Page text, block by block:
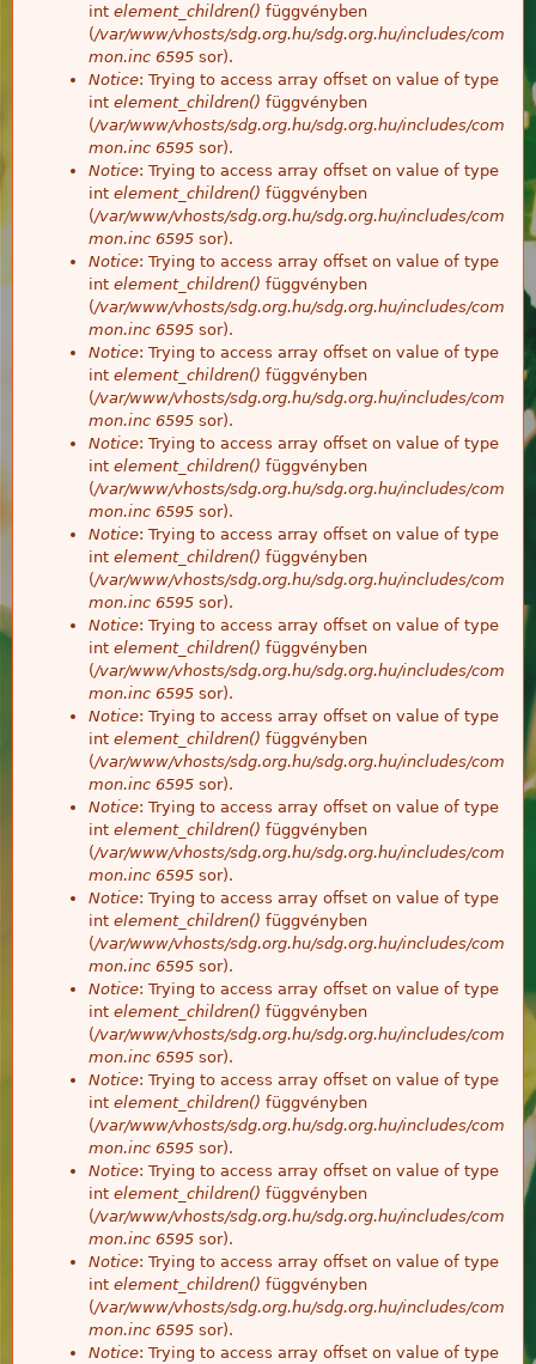
int element_children() függvényben
(/var/www/vhosts/sdg.org.hu/sdg.org.hu/includes/com
mon.inc 6595 sor).
Notice: Trying to access array offset on value of type
int element_children() függvényben
(/var/www/vhosts/sdg.org.hu/sdg.org.hu/includes/com
mon.inc 6595 sor).
Notice: Trying to access array offset on value of type
int element_children() függvényben
(/var/www/vhosts/sdg.org.hu/sdg.org.hu/includes/com
mon.inc 6595 sor).
Notice: Trying to access array offset on value of type
int element_children() függvényben
(/var/www/vhosts/sdg.org.hu/sdg.org.hu/includes/com
mon.inc 6595 sor).
Notice: Trying to access array offset on value of type
int element_children() függvényben
(/var/www/vhosts/sdg.org.hu/sdg.org.hu/includes/com
mon.inc 6595 sor).
Notice: Trying to access array offset on value of type
int element_children() függvényben
(/var/www/vhosts/sdg.org.hu/sdg.org.hu/includes/com
mon.inc 6595 sor).
Notice: Trying to access array offset on value of type
int element_children() függvényben
(/var/www/vhosts/sdg.org.hu/sdg.org.hu/includes/com
mon.inc 6595 sor).
Notice: Trying to access array offset on value of type
int element_children() függvényben
(/var/www/vhosts/sdg.org.hu/sdg.org.hu/includes/com
mon.inc 6595 sor).
Notice: Trying to access array offset on value of type
int element_children() függvényben
(/var/www/vhosts/sdg.org.hu/sdg.org.hu/includes/com
mon.inc 6595 sor).
Notice: Trying to access array offset on value of type
int element_children() függvényben
(/var/www/vhosts/sdg.org.hu/sdg.org.hu/includes/com
mon.inc 6595 sor).
Notice: Trying to access array offset on value of type
int element_children() függvényben
(/var/www/vhosts/sdg.org.hu/sdg.org.hu/includes/com
mon.inc 6595 sor).
Notice: Trying to access array offset on value of type
int element_children() függvényben
(/var/www/vhosts/sdg.org.hu/sdg.org.hu/includes/com
mon.inc 6595 sor).
Notice: Trying to access array offset on value of type
int element_children() függvényben
(/var/www/vhosts/sdg.org.hu/sdg.org.hu/includes/com
mon.inc 6595 sor).
Notice: Trying to access array offset on value of type
int element_children() függvényben
(/var/www/vhosts/sdg.org.hu/sdg.org.hu/includes/com
mon.inc 6595 sor).
Notice: Trying to access array offset on value of type
int element_children() függvényben
(/var/www/vhosts/sdg.org.hu/sdg.org.hu/includes/com
mon.inc 6595 sor).
Notice: Trying to access array offset on value of type